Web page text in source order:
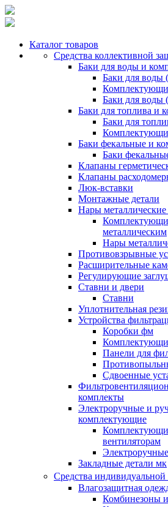
Каталог товаров
Средства коллективной
Баки для воды и
Баки для воды
Баки для воды
Баки для топлива и
Баки для
Баки фекальные и
Баки
Клапаны
Клапаны
Люк-вставки
Монтажные детали
Нары
металлическим
Нары
Противовзрывные
Расширительные
Регулирующие
Ставни и двери
Ставни
Уплотнительная
Устройства
Коробки фм
Панели для
Сдвоенные
комплекты
Электроручные и
комплектующие
вентиляторам
Закладные детали мк
Средства
Влагозащитная
Комбинезоны